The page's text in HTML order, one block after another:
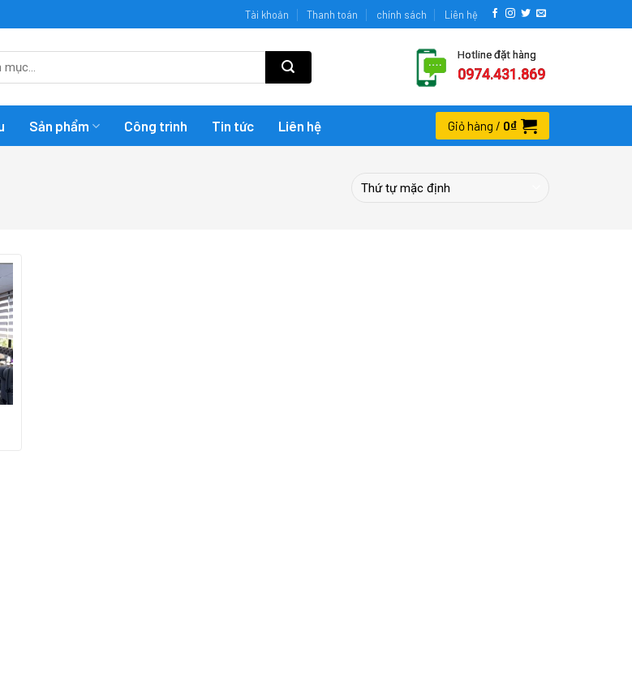
Tài khoản Thanh toán chính sách Liên hệ
Hotline đặt hàng
0974.431.869
Sản phẩm Công trình Tin tức Liên hệ Giỏ hàng / 0₫